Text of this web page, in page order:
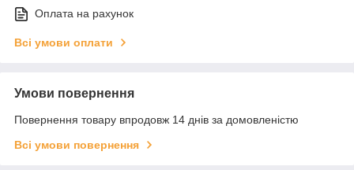
Оплата на рахунок
Всі умови оплати
Умови повернення
Повернення товару впродовж 14 днів за домовленістю
Всі умови повернення